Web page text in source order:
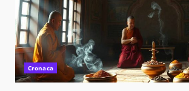
Cronaca